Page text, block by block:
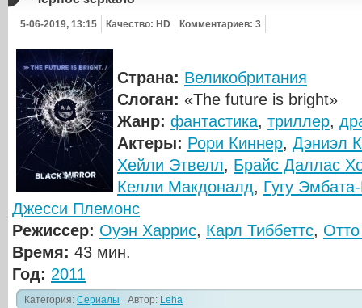
5-06-2019, 13:15 Качество: HD Комментариев: 3
Страна: Великобритания
Слоган: «The future is bright»
Жанр: фантастика, триллер,
Актеры: Рори Киннер, Дэниэл
Хейли Этвелл, Брайс Даллас
Келли Макдоналд, Гугу
Джесси Племонс
Режиссер: Оуэн Харрис, Карл Тиббеттс,
Время: 43 мин.
Год: 2011
Категория: Сериалы Автор: Leha